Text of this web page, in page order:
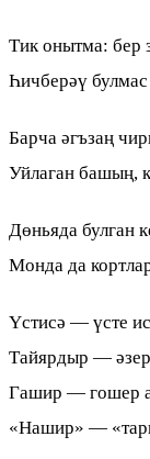
Тик онытма: бер
Һичберәү
Барча әгъзаң
Уйлаган башың,
Дөньяда булган
Монда да
Үстисә — үсте
Тайярдыр —
Гашир — гошер
«Нашир» —